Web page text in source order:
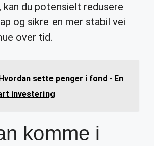
kan du potensielt redusere
og sikre en mer stabil vei
over tid.
sette penger i fond - En
investering
komme i